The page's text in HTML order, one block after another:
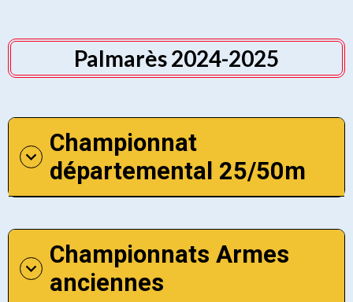
Palmarès 2024-2025
Championnat
départemental 25/50m
Championnats Armes
anciennes